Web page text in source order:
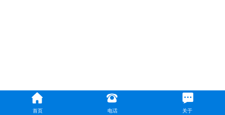
首页 电话 关于